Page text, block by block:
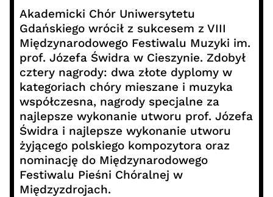
Akademicki Chór Uniwersytetu
Gdańskiego wrócił z sukcesem z VIII
Międzynarodowego Festiwalu Muzyki im.
prof. Józefa Świdra w Cieszynie. Zdobył
cztery nagrody: dwa złote dyplomy w
kategoriach chóry mieszane i muzyka
współczesna, nagrody specjalne za
najlepsze wykonanie utworu prof. Józefa
Świdra i najlepsze wykonanie utworu
żyjącego polskiego kompozytora oraz
nominację do Międzynarodowego
Festiwalu Pieśni Chóralnej w
Międzyzdrojach.